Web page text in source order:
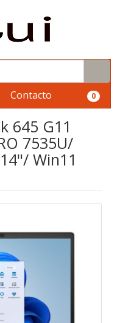
Contacto 0
645 G11
7535U/
Win11